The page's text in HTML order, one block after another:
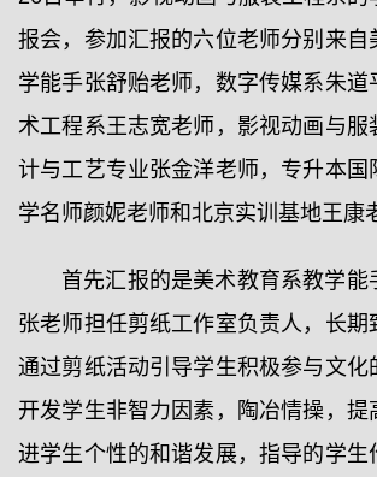
报会，参加汇报的六位老师分别来自
学能手张舒贻老师，数字传媒系朱道
术工程系王志宽老师，影视动画与服
计与工艺专业张金洋老师，专升本国
学名师颜妮老师和北京实训基地王康
首先汇报的是美术教育系教学能
张老师担任剪纸工作室负责人，长期
通过剪纸活动引导学生积极参与文化
开发学生非智力因素，陶冶情操，提
进学生个性的和谐发展，指导的学生